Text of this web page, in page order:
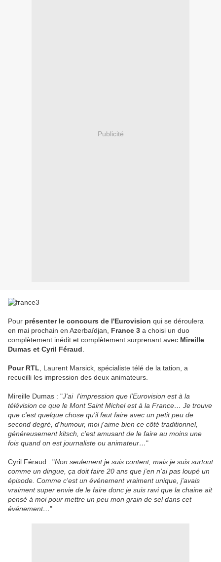
Publicité
Pour présenter le concours de l'Eurovision qui se déroulera
en mai prochain en Azerbaïdjan, France 3 a choisi un duo
complètement inédit et complètement surprenant avec Mireille
Dumas et Cyril Féraud
Pour RTL , Laurent Marsick, spécialiste télé de la tation, a
recueilli les impression des deux animateurs.
Mireille Dumas : "J'ai l'impression que l'Eurovision est à la
télévision ce que le Mont Saint Michel est à la France… Je trouve
que c'est quelque chose qu'il faut faire avec un petit peu de
second degré, d'humour, moi j'aime bien ce côté traditionnel,
généreusement kitsch, c'est amusant de le faire au moins une
fois quand on est journaliste ou animateur…"
Cyril Féraud : "Non seulement je suis content, mais je suis surtout
comme un dingue, ça doit faire 20 ans que j'en n'ai pas loupé un
épisode. Comme c'est un événement vraiment unique, j'avais
vraiment super envie de le faire donc je suis ravi que la chaine ait
pensé à moi pour mettre un peu mon grain de sel dans cet
événement…"